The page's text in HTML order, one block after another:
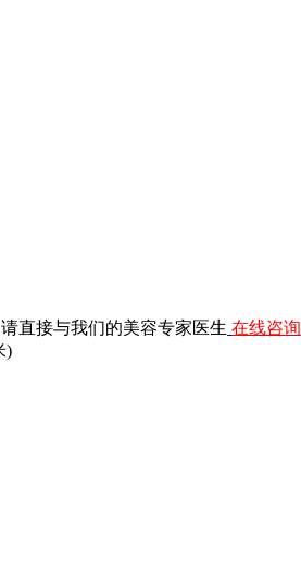
直接与我们的美容专家医生 在线咨询
)